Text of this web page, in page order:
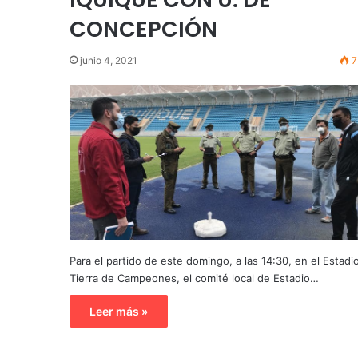
CONCEPCIÓN
junio 4, 2021
Para el partido de este domingo, a las 14:30, en el
Tierra de Campeones, el comité local de Estadio…
Leer más »